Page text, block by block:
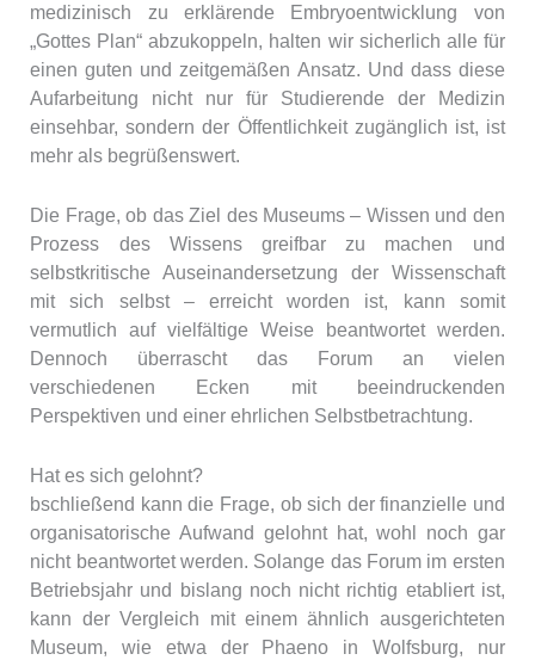
medizinisch zu erklärende Embryoentwicklung von
„Gottes Plan“ abzukoppeln, halten wir sicherlich alle für
einen guten und zeitgemäßen Ansatz. Und dass diese
Aufarbeitung nicht nur für Studierende der Medizin
einsehbar, sondern der Öffentlichkeit zugänglich ist, ist
mehr als begrüßenswert.
Die Frage, ob das Ziel des Museums – Wissen und den
Prozess des Wissens greifbar zu machen und
selbstkritische Auseinandersetzung der Wissenschaft
mit sich selbst – erreicht worden ist, kann somit
vermutlich auf vielfältige Weise beantwortet werden.
Dennoch überrascht das Forum an vielen
verschiedenen Ecken mit beeindruckenden
Perspektiven und einer ehrlichen Selbstbetrachtung.
Hat es sich gelohnt?
bschließend kann die Frage, ob sich der finanzielle und
organisatorische Aufwand gelohnt hat, wohl noch gar
nicht beantwortet werden. Solange das Forum im ersten
Betriebsjahr und bislang noch nicht richtig etabliert ist,
kann der Vergleich mit einem ähnlich ausgerichteten
Museum, wie etwa der Phaeno in Wolfsburg, nur